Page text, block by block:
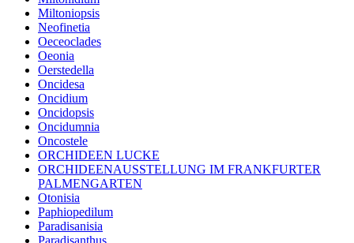
Miltoniopsis
Neofinetia
Oeceoclades
Oeonia
Oerstedella
Oncidesa
Oncidium
Oncidopsis
Oncidumnia
Oncostele
ORCHIDEEN LUCKE
ORCHIDEENAUSSTELLUNG IM FRANKFURTER
PALMENGARTEN
Otonisia
Paphiopedilum
Paradisanisia